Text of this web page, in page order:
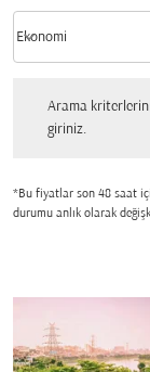
Kabin Sınıfı option
Ekonomi
keyboard_arrow_down
Arama
giriniz.
*Bu fiyatlar son 48 saat
durumu anlık olarak